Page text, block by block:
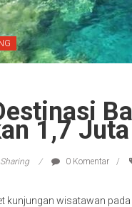
1,7
0 Komentar
kunjungan wisatawan